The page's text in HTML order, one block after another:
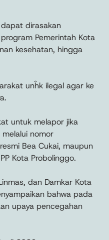
dirasakan
Pemerintah Kota
kesehatan, hingga
unĥk ilegal agar ke
untuk melapor jika
nomor
Bea Cukai, maupun
Kota Probolinggo.
dan Damkar Kota
bahwa pada
upaya pencegahan